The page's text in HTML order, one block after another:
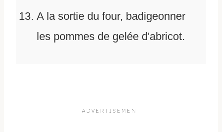
A la sortie du four, badigeonner
les pommes de gelée d'abricot.